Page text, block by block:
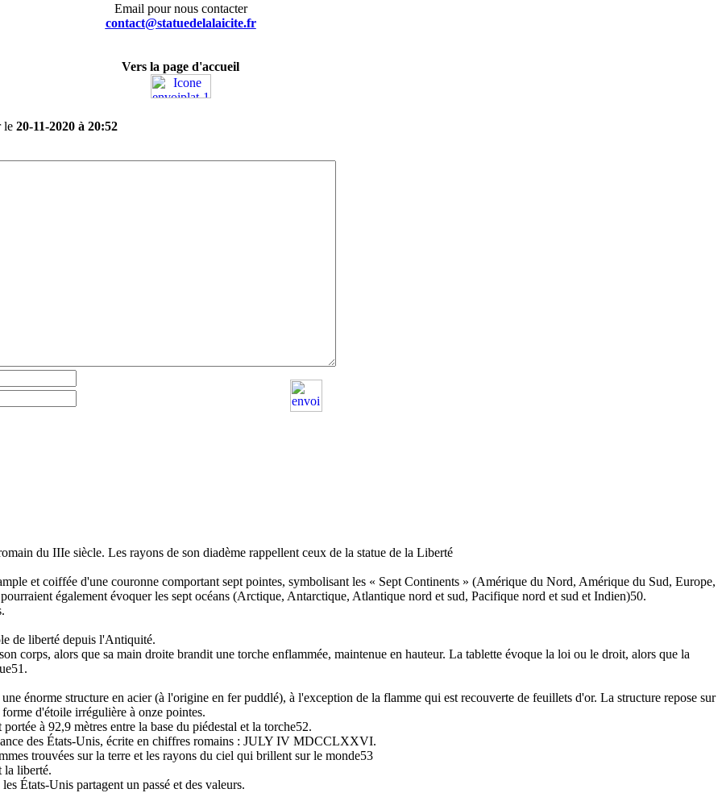
Email pour nous contacter
contact@statuedelalaicite.fr
Vers la page d'accueil
le 20-11-2020 à 20:52
du IIIe siècle. Les rayons de son diadème rappellent ceux de la statue de la Liberté
et coiffée d'une couronne comportant sept pointes, symbolisant les « Sept Continents » (Amérique du Nord, Amérique du Sud, Europe,
également évoquer les sept océans (Arctique, Antarctique, Atlantique nord et sud, Pacifique nord et sud et Indien)50.
de liberté depuis l'Antiquité.
corps, alors que sa main droite brandit une torche enflammée, maintenue en hauteur. La tablette évoque la loi ou le droit, alors que la
énorme structure en acier (à l'origine en fer puddlé), à l'exception de la flamme qui est recouverte de feuillets d'or. La structure repose sur
d'étoile irrégulière à onze pointes.
à 92,9 mètres entre la base du piédestal et la torche52.
des États-Unis, écrite en chiffres romains : JULY IV MDCCLXXVI.
trouvées sur la terre et les rayons du ciel qui brillent sur le monde53
la liberté.
États-Unis partagent un passé et des valeurs.